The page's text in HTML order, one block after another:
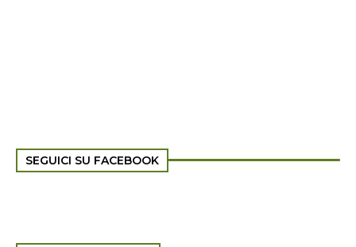
SEGUICI SU FACEBOOK